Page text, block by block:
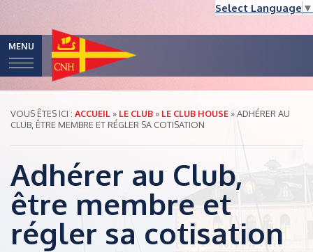
Select Language ▼
MENU
VOUS ÊTES ICI : ACCUEIL » LE CLUB » LE CLUB HOUSE»ADHÉRER AU
CLUB, ÊTRE MEMBRE ET RÉGLER SA COTISATION
Adhérer au Club,
être membre et
régler sa cotisation